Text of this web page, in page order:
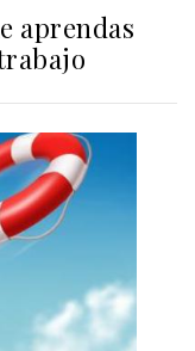
aprendas